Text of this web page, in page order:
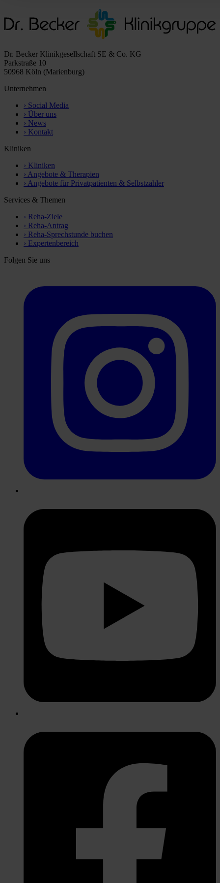
Dr. Becker Klinikgesellschaft SE & Co. KG
Parkstraße 10
50968 Köln (Marienburg)
Unternehmen
› Social Media
› Über uns
› News
› Kontakt
Kliniken
› Kliniken
› Angebote & Therapien
› Angebote für Privatpatienten & Selbstzahler
Services & Themen
› Reha-Ziele
› Reha-Antrag
› Reha-Sprechstunde buchen
› Expertenbereich
Folgen Sie uns